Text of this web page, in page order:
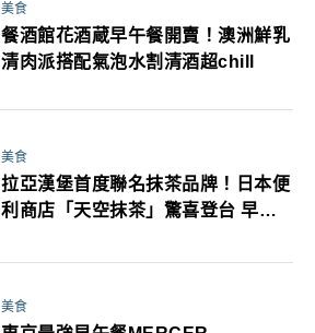
美食
餐酒館花酒蔵早午餐開賣！澳洲鮮乳
清肉派搭配氣泡水割清酒超chill
美食
拉亞漢堡首度聯名抹茶品牌！日本便
利商店「天空抹茶」驚喜登台 早午
美食